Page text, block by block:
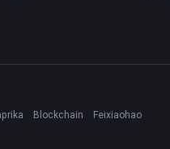
Blockchain
Feixiaohao